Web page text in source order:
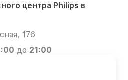
центра Philips в
176
до 21:00